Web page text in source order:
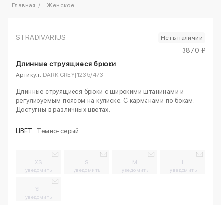
Главная Женское
STRADIVARIUS Нет в наличии
3870 ₽
Длинные струящиеся брюки
Артикул: DARK GREY|1235/473
Длинные струящиеся брюки с широкими штанинами и
регулируемым поясом на кулиске. С карманами по бокам.
Доступны в различных цветах.
ЦВЕТ: Темно-серый
XS
уведомить
S
уведомить
M
уведомить
L
уведомить
XL
уведомить